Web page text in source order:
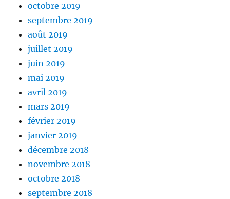
octobre 2019
septembre 2019
août 2019
juillet 2019
juin 2019
mai 2019
avril 2019
mars 2019
février 2019
janvier 2019
décembre 2018
novembre 2018
octobre 2018
septembre 2018